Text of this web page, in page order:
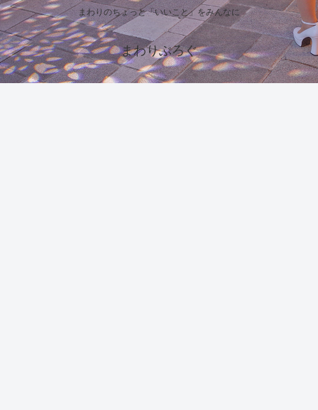
まわりのちょっと「いいこと」をみんなに
まわりぶろぐ